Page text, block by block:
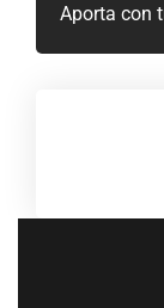
Aporta con